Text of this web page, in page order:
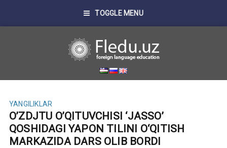
TOGGLE MENU
YANGILIKLAR
O’ZDJTU O’QITUVCHISI ‘JASSO’
QOSHIDAGI YAPON TILINI O‘QITISH
MARKAZIDA DARS OLIB BORDI